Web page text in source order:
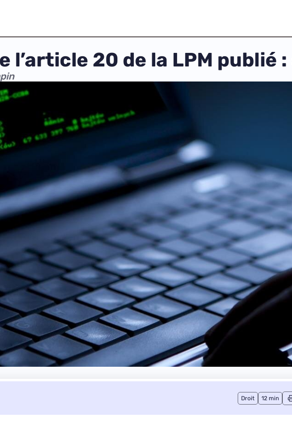
l’article 20 de la LPM publié
Droit 12 min